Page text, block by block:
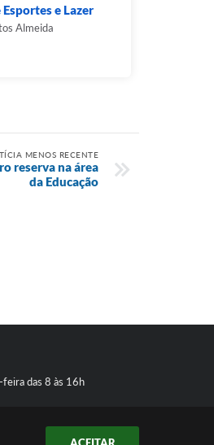
e Lazer
Almeida
MENOS RECENTE
reserva na área
da Educação
das 8 às 16h